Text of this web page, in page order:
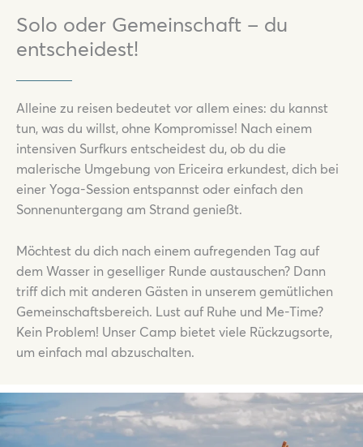
Solo oder Gemeinschaft – du
entscheidest!
Alleine zu reisen bedeutet vor allem eines: du kannst
tun, was du willst, ohne Kompromisse! Nach einem
intensiven Surfkurs entscheidest du, ob du die
malerische Umgebung von Ericeira erkundest, dich bei
einer Yoga-Session entspannst oder einfach den
Sonnenuntergang am Strand genießt.
Möchtest du dich nach einem aufregenden Tag auf
dem Wasser in geselliger Runde austauschen? Dann
triff dich mit anderen Gästen in unserem gemütlichen
Gemeinschaftsbereich. Lust auf Ruhe und Me-Time?
Kein Problem! Unser Camp bietet viele Rückzugsorte,
um einfach mal abzuschalten.